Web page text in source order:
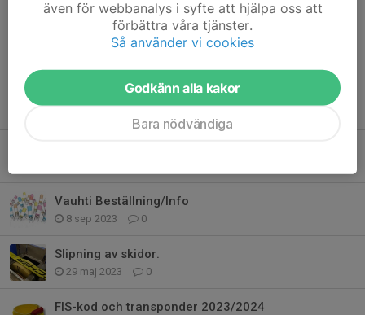
22 okt 2024 0
Seniorer på läger i Vålådalen
Vårsavslutning Ungdom
Vauhti Beställning/Info
8 sep 2023 0
Slipning av skidor.
29 maj 2023 0
FIS-kod och transponder 2023/2024
även för webbanalys i syfte att hjälpa oss att
förbättra våra tjänster.
Så använder vi cookies
Godkänn alla kakor
Bara nödvändiga